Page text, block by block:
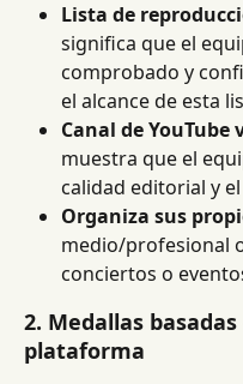
Lista de
significa que el
comprobado y
el alcance de esta
Canal de YouTube
muestra que el
calidad editorial y
Organiza sus
medio/profesional
conciertos o
2. Medallas
plataforma